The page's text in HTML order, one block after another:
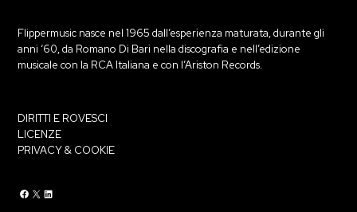
Flippermusic nasce nel 1965 dall’esperienza maturata, durante gli
anni ‘60, da Romano Di Bari nella discografia e nell’edizione
musicale con la RCA Italiana e con l’Ariston Records.
DIRITTI E ROVESCI
LICENZE
PRIVACY & COOKIE
Flippermusic Facebook Flippermusic Twitter
Flippermusic Linkedin